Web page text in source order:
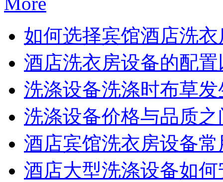
如何选择宾馆酒店洗衣
酒店洗衣房设备的配置
洗涤设备洗涤时布草发
洗涤设备价格与品质之
酒店宾馆洗衣房设备常
酒店大型洗涤设备如何